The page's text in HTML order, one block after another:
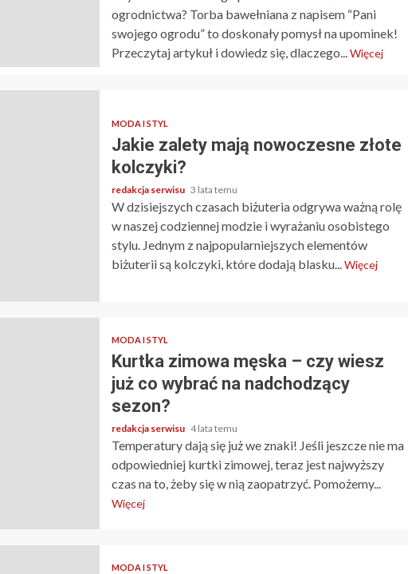
ogrodnictwa? Torba bawełniana z napisem “Pani
swojego ogrodu” to doskonały pomysł na upominek!
Przeczytaj artykuł i dowiedz się, dlaczego...Więcej
MODA I STYL
Jakie zalety mają nowoczesne złote
kolczyki?
redakcja serwisu 3 lata temu
W dzisiejszych czasach biżuteria odgrywa ważną rolę
w naszej codziennej modzie i wyrażaniu osobistego
stylu. Jednym z najpopularniejszych elementów
biżuterii są kolczyki, które dodają blasku...Więcej
MODA I STYL
Kurtka zimowa męska – czy wiesz
już co wybrać na nadchodzący
sezon?
redakcja serwisu 4 lata temu
Temperatury dają się już we znaki! Jeśli jeszcze nie ma
odpowiedniej kurtki zimowej, teraz jest najwyższy
czas na to, żeby się w nią zaopatrzyć. Pomożemy...
Więcej
MODA I STYL